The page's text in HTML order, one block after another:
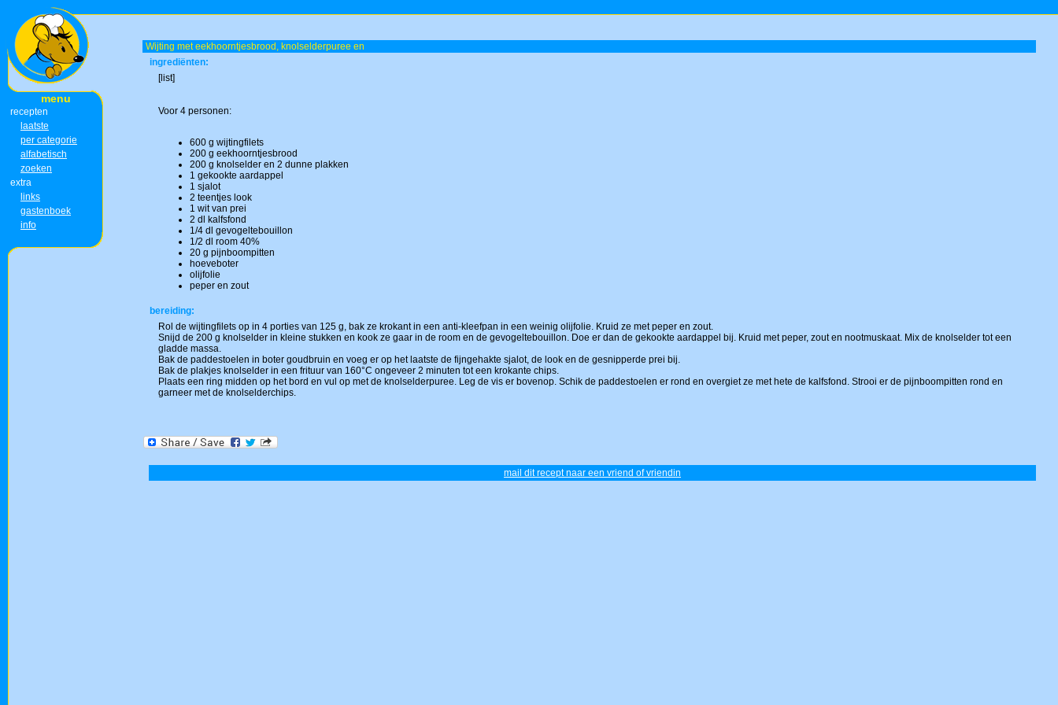
menu
recepten
laatste
per categorie
alfabetisch
zoeken
extra
links
gastenboek
info
Wijting met eekhoorntjesbrood, knolselderpuree en
ingrediënten:
[list]
Voor 4 personen:
600 g wijtingfilets
200 g eekhoorntjesbrood
200 g knolselder en 2 dunne plakken
1 gekookte aardappel
1 sjalot
2 teentjes look
1 wit van prei
2 dl kalfsfond
1/4 dl gevogeltebouillon
1/2 dl room 40%
20 g pijnboompitten
hoeveboter
olijfolie
peper en zout
bereiding:
Rol de wijtingfilets op in 4 porties van 125 g, bak ze krokant in een anti-kleefpan in een weinig olijfolie. Kruid ze met peper en zout.
Snijd de 200 g knolselder in kleine stukken en kook ze gaar in de room en de gevogeltebouillon. Doe er dan de gekookte aardappel bij. Kruid met peper, zout en nootmuskaat. Mix de knolselder tot een
gladde massa.
Bak de paddestoelen in boter goudbruin en voeg er op het laatste de fijngehakte sjalot, de look en de gesnipperde prei bij.
Bak de plakjes knolselder in een frituur van 160°C ongeveer 2 minuten tot een krokante chips.
Plaats een ring midden op het bord en vul op met de knolselderpuree. Leg de vis er bovenop. Schik de paddestoelen er rond en overgiet ze met hete de kalfsfond. Strooi er de pijnboompitten rond en
garneer met de knolselderchips.
mail dit recept naar een vriend of vriendin